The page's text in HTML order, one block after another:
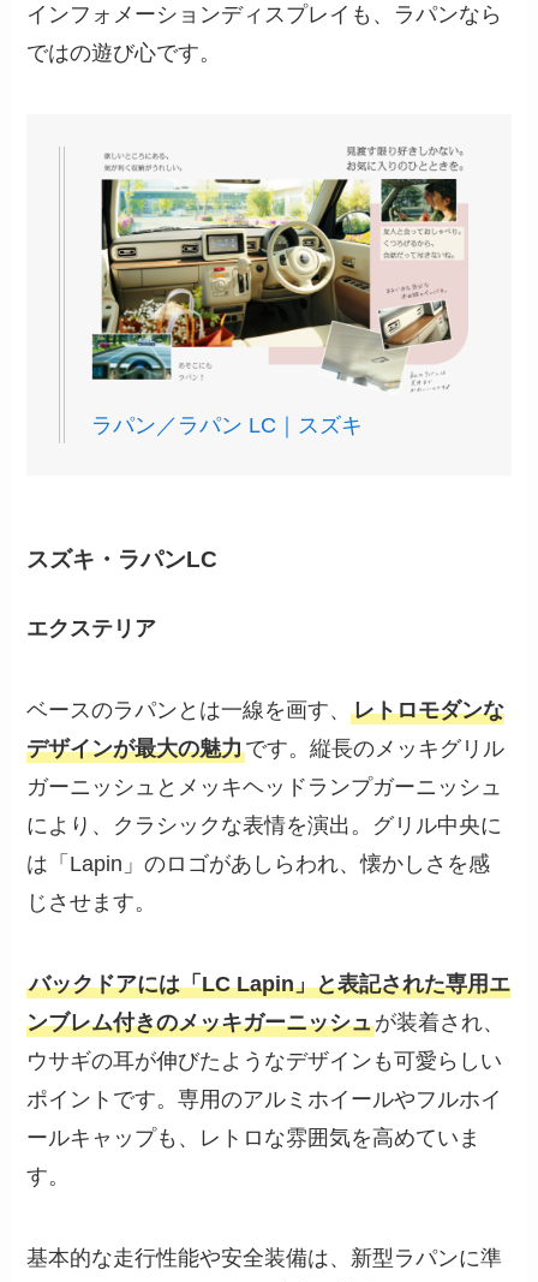
インフォメーションディスプレイも、ラパンなら
ではの遊び心です。
ラパン／ラパン LC｜スズキ
スズキ・ラパンLC
エクステリア
ベースのラパンとは一線を画す、レトロモダンな
デザインが最大の魅力です。縦長のメッキグリル
ガーニッシュとメッキヘッドランプガーニッシュ
により、クラシックな表情を演出。グリル中央に
は「Lapin」のロゴがあしらわれ、懐かしさを感
じさせます。
バックドアには「LC Lapin」と表記された専用エ
ンブレム付きのメッキガーニッシュが装着され、
ウサギの耳が伸びたようなデザインも可愛らしい
ポイントです。専用のアルミホイールやフルホイ
ールキャップも、レトロな雰囲気を高めていま
す。
基本的な走行性能や安全装備は、新型ラパンに準